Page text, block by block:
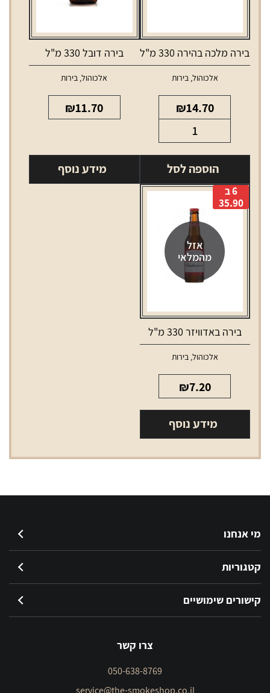
בירה מלכה בהירה 330 מ"ל
אלכוהול,בירות
₪14.70
של
בירה
מלכה
בהירה
330
מ"ל
הוספה לסל
בירה דובל 330 מ"ל
אלכוהול, בירות
₪11.70
מידע נוסף
אזל
מהמלאי
6 ב
35.90
בירה באדוויזר 330 מ"ל
אלכוהול,בירות
₪7.20
מידע נוסף
מי אנחנו
קטגוריות
קישורים שימושיים
צרו קשר
050-638-8769
service@the-smokeshop.co.il